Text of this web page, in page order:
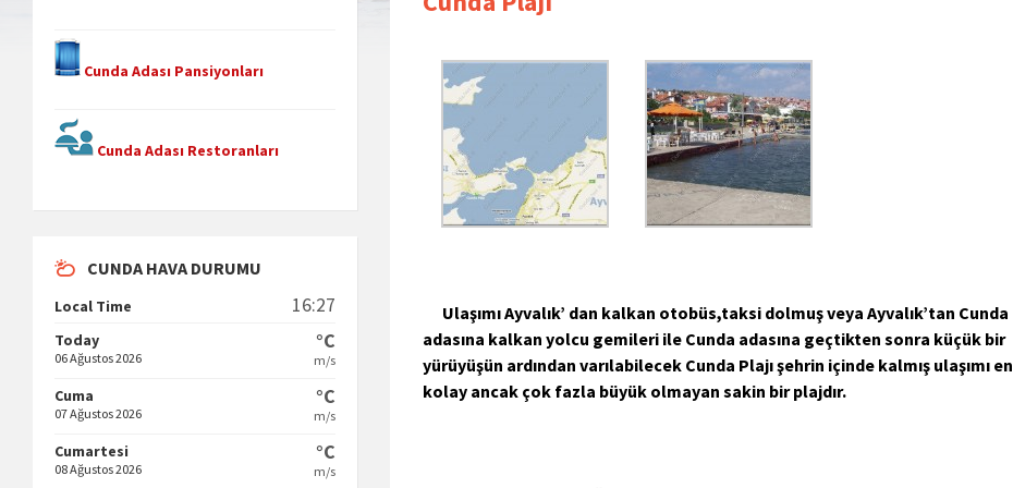
Ulaşımı Ayvalık’ dan kalkan otobüs,taksi dolmuş veya Ayvalık’tan Cunda
adasına kalkan yolcu gemileri ile Cunda adasına geçtikten sonra küçük bir
yürüyüşün ardından varılabilecek Cunda Plajı şehrin içinde kalmış ulaşımı en
kolay ancak çok fazla büyük olmayan sakin bir plajdır.
Cunda Adası Pansiyonları
Cunda Adası Restoranları
CUNDA HAVA DURUMU
Local Time 16:27
Today
06 Ağustos 2026
°C
m/s
Cuma
07 Ağustos 2026
°C
m/s
Cumartesi
08 Ağustos 2026
°C
m/s